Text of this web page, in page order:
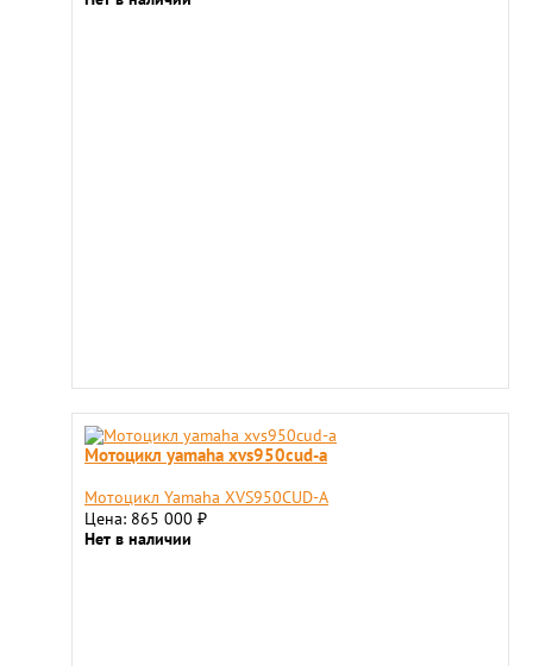
Мотоцикл yamaha xvs950cud-a
Мотоцикл Yamaha XVS950CUD-A
Цена: 865 000 ₽
Нет в наличии